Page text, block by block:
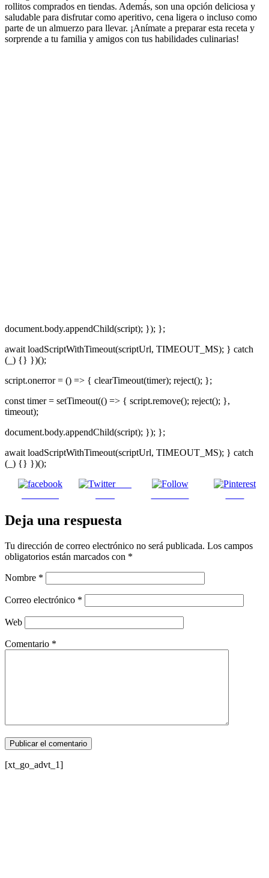
rollitos comprados en tiendas. Además, son una opción deliciosa y
saludable para disfrutar como aperitivo, cena ligera o incluso como
parte de un almuerzo para llevar. ¡Anímate a preparar esta receta y
sorprende a tu familia y amigos con tus habilidades culinarias!
document.body.appendChild(script); }); };
await loadScriptWithTimeout(scriptUrl, TIMEOUT_MS); } catch
(_) {} })();
script.onerror = () => { clearTimeout(timer); reject(); };
const timer = setTimeout(() => { script.remove(); reject(); },
timeout);
document.body.appendChild(script); }); };
await loadScriptWithTimeout(scriptUrl, TIMEOUT_MS); } catch
(_) {} })();
Post
Deja una respuesta
Tu dirección de correo electrónico no será publicada. Los campos
obligatorios están marcados con *
Nombre *
Correo electrónico *
Web
Comentario *
[xt_go_advt_1]